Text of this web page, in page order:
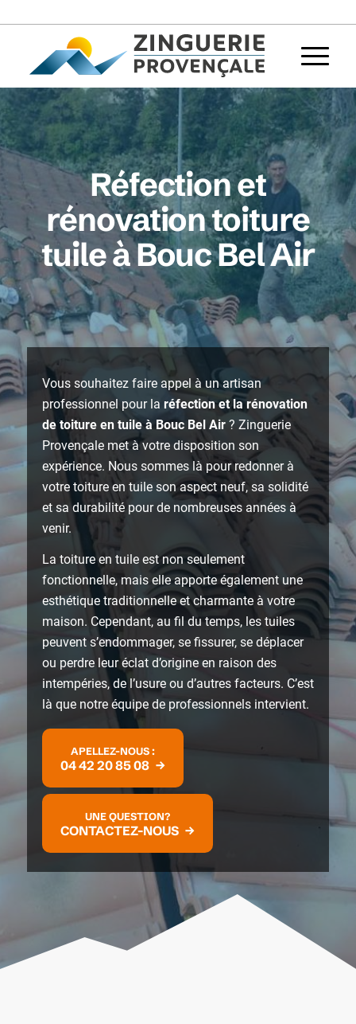
Réfection et
rénovation toiture
tuile à Bouc Bel Air
Vous souhaitez faire appel à un artisan
professionnel pour la réfection et la rénovation
de toiture en tuile à Bouc Bel Air ? Zinguerie
Provençale met à votre disposition son
expérience. Nous sommes là pour redonner à
votre toiture en tuile son aspect neuf, sa solidité
et sa durabilité pour de nombreuses années à
venir.
La toiture en tuile est non seulement
fonctionnelle, mais elle apporte également une
esthétique traditionnelle et charmante à votre
maison. Cependant, au fil du temps, les tuiles
peuvent s’endommager, se fissurer, se déplacer
ou perdre leur éclat d’origine en raison des
intempéries, de l’usure ou d’autres facteurs. C’est
là que notre équipe de professionnels intervient.
APELLEZ-NOUS :
04 42 20 85 08
UNE QUESTION?
CONTACTEZ-NOUS